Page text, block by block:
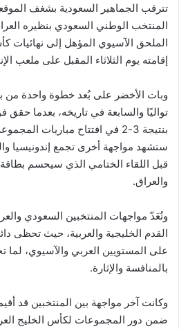
تترقب الجماهير السعودية بشغف
المنتخب الوطني السعودي بنظيره
إقامته يوم الثلاثاء المقبل على ملعب
وبات الأخضر على بُعد خطوة واحدة من
تواليًا والسابعة في تاريخه، بعدما حقق
بنتيجة 3-2 في افتتاح مباريات
ستشهد مواجهة أخرى تجمع إندونيسيا
قبل اللقاء الختامي الذي سيحسم بطاقة
والعراق.
وتُعَدّ مواجهات المنتخبين السعودي
القدم الخليجية والعربية، حيث تحظى
على المستويين العربي والآسيوي، لما
بالمنافسة والإثارة.